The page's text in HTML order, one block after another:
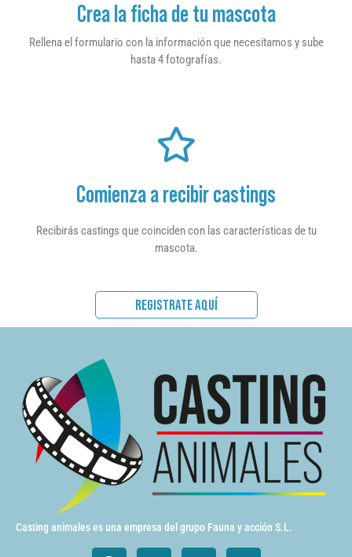
Crea la ficha de tu mascota
Rellena el formulario con la información que necesitamos y sube
hasta 4 fotografías.
Comienza a recibir castings
Recibirás castings que coinciden con las características de tu
mascota.
REGISTRATE AQUÍ
Casting animales es una empresa del grupo Fauna y acción S.L.